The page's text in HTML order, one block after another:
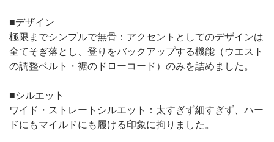
■デザイン
極限までシンプルで無骨：アクセントとしてのデザインは
全てそぎ落とし、登りをバックアップする機能（ウエスト
の調整ベルト・裾のドローコード）のみを詰めました。
■シルエット
ワイド・ストレートシルエット：太すぎず細すぎず、ハー
ドにもマイルドにも履ける印象に拘りました。